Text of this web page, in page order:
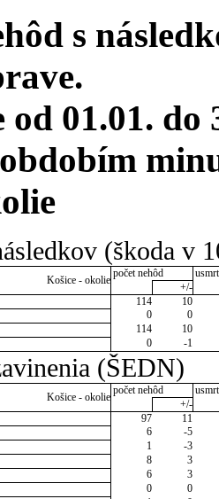
s
01.01. do
(škoda v
Košice - okolie
počet nehôd
+/-
114
10
0
0
114
10
0 -1
(ŠEDN)
Košice - okolie
počet nehôd
+/-
97
11
6
-5
1
-3
8
3
6
3
0
0